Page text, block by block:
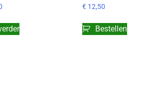
€ 12,50
Bestellen